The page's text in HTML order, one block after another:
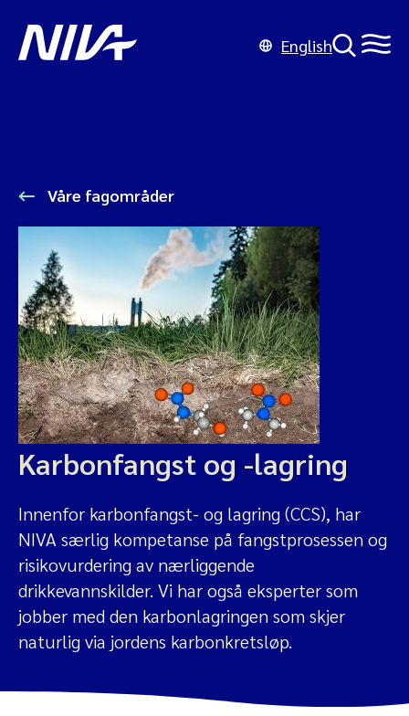
English
Våre fagområder
Karbonfangst og -lagring
Innenfor karbonfangst- og lagring (CCS), har
NIVA særlig kompetanse på fangstprosessen og
risikovurdering av nærliggende
drikkevannskilder. Vi har også eksperter som
jobber med den karbonlagringen som skjer
naturlig via jordens karbonkretsløp.